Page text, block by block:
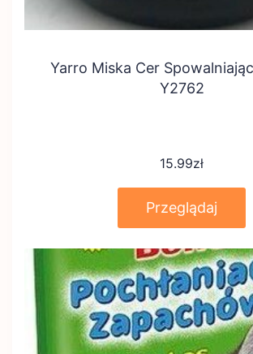
Yarro Miska Cer
Y2762
15.99zł
Przeglądaj